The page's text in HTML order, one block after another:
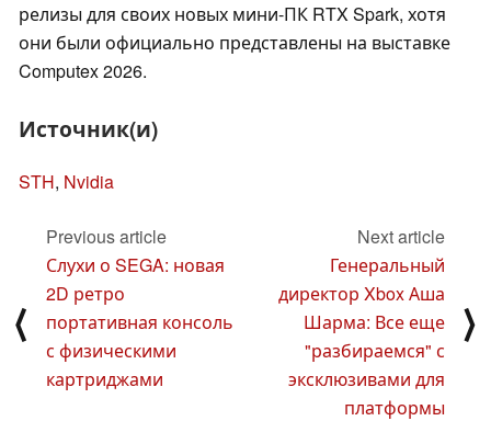
релизы для своих новых мини-ПК RTX Spark, хотя
они были официально представлены на выставке
Computex 2026.
Источник(и)
STH, Nvidia
⟨
Previous article
Слухи о SEGA: новая
2D ретро
портативная консоль
с физическими
картриджами
Next article
Генеральный
директор Xbox Аша
Шарма: Все еще
"разбираемся" с
эксклюзивами для
платформы
⟩